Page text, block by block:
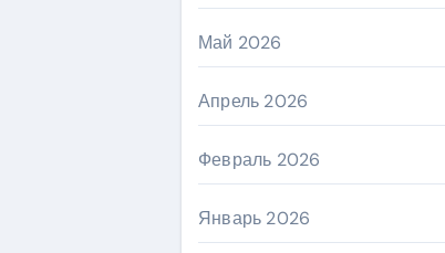
Май 2026
Апрель 2026
Февраль 2026
Январь 2026